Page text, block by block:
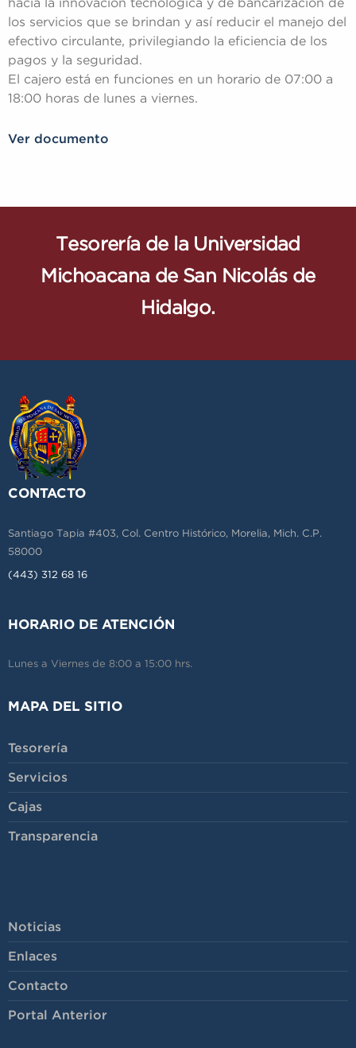
hacia la innovación tecnológica y de bancarización de
los servicios que se brindan y así reducir el manejo del
efectivo circulante, privilegiando la eficiencia de los
pagos y la seguridad.
El cajero está en funciones en un horario de 07:00 a
18:00 horas de lunes a viernes.
Ver documento
Tesorería de la Universidad
Michoacana de San Nicolás de
Hidalgo.
CONTACTO
Santiago Tapia #403, Col. Centro Histórico, Morelia, Mich. C.P.
58000
(443) 312 68 16
HORARIO DE ATENCIÓN
Lunes a Viernes de 8:00 a 15:00 hrs.
MAPA DEL SITIO
Tesorería
Servicios
Cajas
Transparencia
Noticias
Enlaces
Contacto
Portal Anterior